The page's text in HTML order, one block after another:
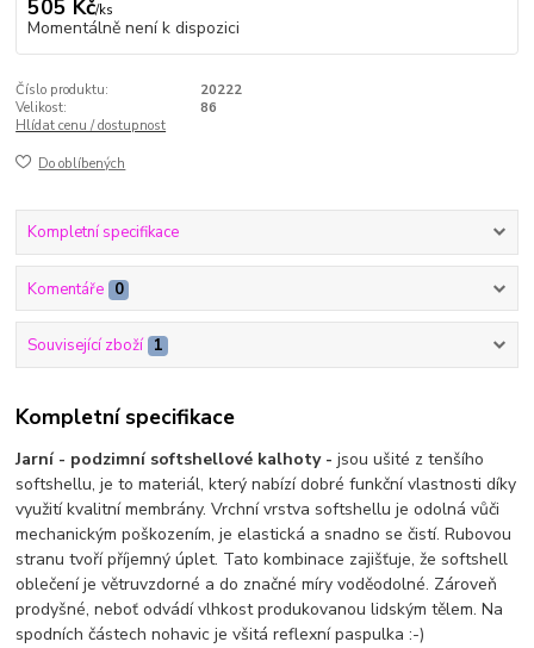
505 Kč/ks
Momentálně není k dispozici
Číslo produktu:
20222
Velikost:
86
Hlídat cenu / dostupnost
Do oblíbených
Kompletní specifikace
Komentáře 0
Související zboží 1
Kompletní specifikace
Jarní - podzimní softshellové kalhoty -jsou ušité z tenšího
softshellu, je to materiál, který nabízí dobré funkční vlastnosti díky
využití kvalitní membrány. Vrchní vrstva softshellu je odolná vůči
mechanickým poškozením, je elastická a snadno se čistí. Rubovou
stranu tvoří příjemný úplet. Tato kombinace zajišťuje, že softshell
oblečení je větruvzdorné a do značné míry voděodolné. Zároveň
prodyšné, neboť odvádí vlhkost produkovanou lidským tělem. Na
spodních částech nohavic je všitá reflexní paspulka :-)